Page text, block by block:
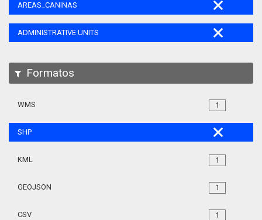
AREAS_CANINAS
ADMINISTRATIVE UNITS
Formatos
1
WMS
SHP
1
KML
1
GEOJSON
1
CSV